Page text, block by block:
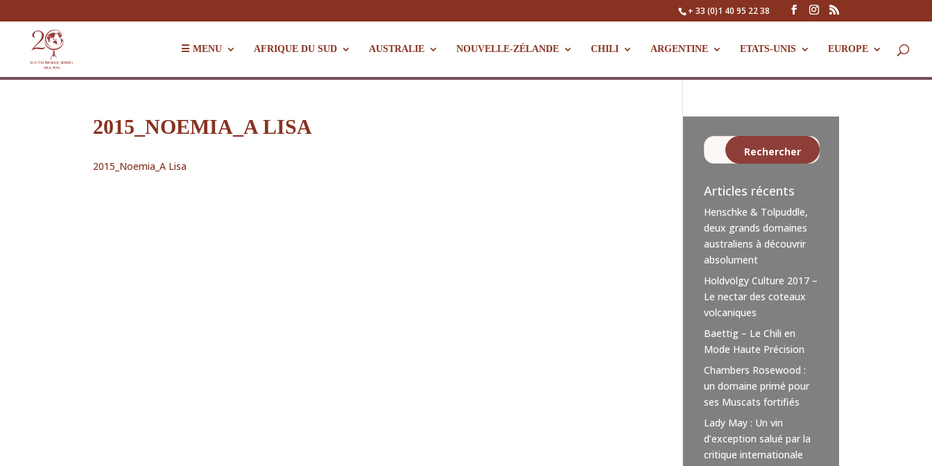
+ 33 (0)1 40 95 22 38
☰ MENU AFRIQUE DU SUD AUSTRALIE NOUVELLE-ZÉLANDE CHILI ARGENTINE ETATS-UNIS EUROPE
2015_NOEMIA_A LISA
2015_Noemia_A Lisa
Articles récents
Henschke & Tolpuddle,
deux grands domaines
australiens à découvrir
absolument
Holdvölgy Culture 2017 –
Le nectar des coteaux
volcaniques
Baettig – Le Chili en
Mode Haute Précision
Chambers Rosewood :
un domaine primé pour
ses Muscats fortifiés
Lady May : Un vin
d’exception salué par la
critique internationale